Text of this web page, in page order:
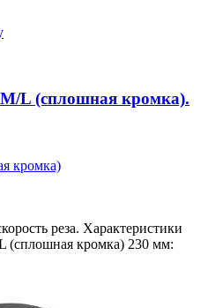
L (сплошная кромка).
кромка)
реза. Характеристики
(сплошная кромка) 230 мм: